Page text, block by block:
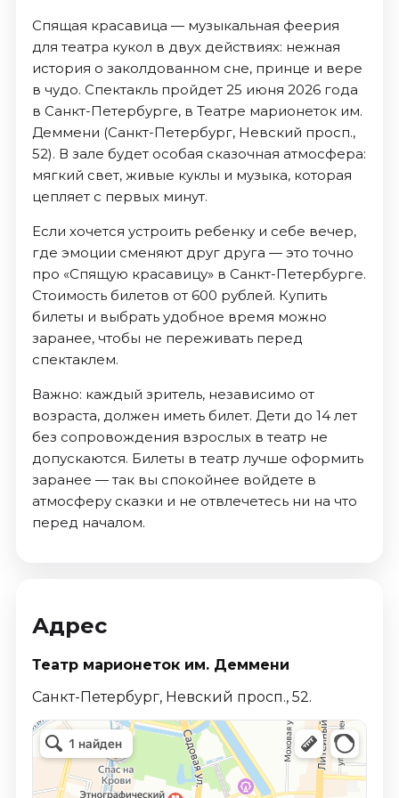
Спящая красавица — музыкальная феерия
для театра кукол в двух действиях: нежная
история о заколдованном сне, принце и вере
в чудо. Спектакль пройдет 25 июня 2026 года
в Санкт-Петербурге, в Театре марионеток им.
Деммени (Санкт-Петербург, Невский просп.,
52). В зале будет особая сказочная атмосфера:
мягкий свет, живые куклы и музыка, которая
цепляет с первых минут.
Если хочется устроить ребенку и себе вечер,
где эмоции сменяют друг друга — это точно
про «Спящую красавицу» в Санкт-Петербурге.
Стоимость билетов от 600 рублей. Купить
билеты и выбрать удобное время можно
заранее, чтобы не переживать перед
спектаклем.
Важно: каждый зритель, независимо от
возраста, должен иметь билет. Дети до 14 лет
без сопровождения взрослых в театр не
допускаются. Билеты в театр лучше оформить
заранее — так вы спокойнее войдете в
атмосферу сказки и не отвлечетесь ни на что
перед началом.
Адрес
Театр марионеток им. Деммени
Санкт-Петербург, Невский просп., 52.